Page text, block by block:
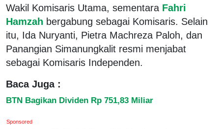
Wakil Komisaris Utama, sementara Fahri
Hamzah bergabung sebagai Komisaris. Selain
itu, Ida Nuryanti, Pietra Machreza Paloh, dan
Panangian Simanungkalit resmi menjabat
sebagai Komisaris Independen.
Baca Juga :
BTN Bagikan Dividen Rp 751,83 Miliar
Sponsored